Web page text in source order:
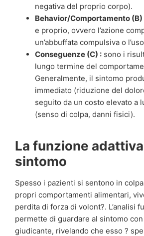
negativa del proprio corpo).
Behavior/Comportamento (B)
e proprio, ovvero l’azione
un’abbuffata compulsiva o
Conseguenze (C) : sono i
lungo termine del
Generalmente, il sintomo
immediato (riduzione del
seguito da un costo elevato a
(senso di colpa, danni fisici).
La funzione
sintomo
Spesso i pazienti si sentono in
propri comportamenti alimentari,
perdita di forza di volont?. L’analisi
permette di guardare al sintomo
giudicante, rivelando che esso ?